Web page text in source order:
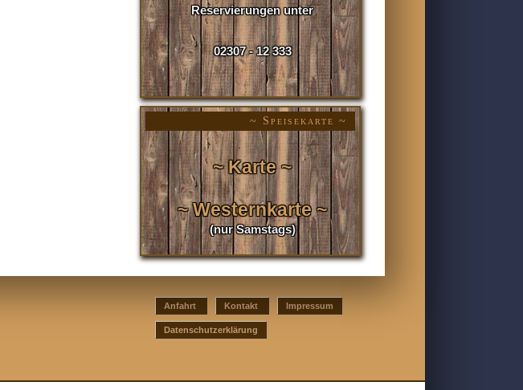
Reservierungen unter
02307 - 12 333
~ Speisekarte ~
~ Karte ~
~ Westernkarte ~
(nur Samstags)
Anfahrt Kontakt Impressum
Datenschutzerklärung